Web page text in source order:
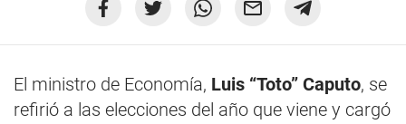
El ministro de Economía, Luis “Toto” Caputo, se
refirió a las elecciones del año que viene y cargó